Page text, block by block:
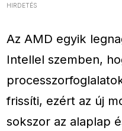
HIRDETÉS
Az AMD egyik
Intellel szemben,
frissíti, ezért az új
sokszor az alaplap